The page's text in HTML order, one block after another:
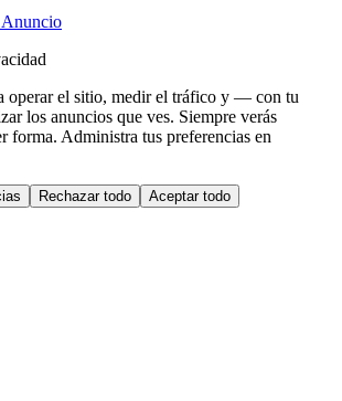
operar el sitio, medir el tráfico y — con tu
los anuncios que ves. Siempre verás
forma. Administra tus preferencias en
Rechazar todo Aceptar todo